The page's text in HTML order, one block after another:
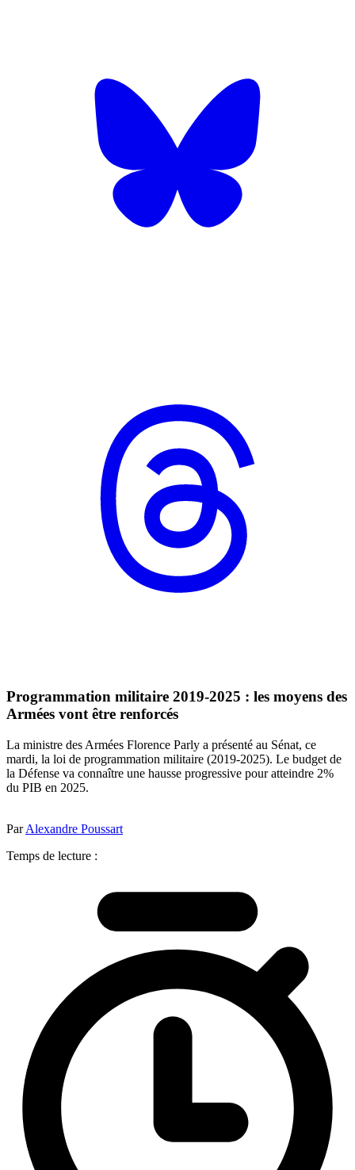
Programmation militaire 2019-2025 : les moyens des
Armées vont être renforcés
La ministre des Armées Florence Parly a présenté au Sénat, ce
mardi, la loi de programmation militaire (2019-2025). Le budget de
la Défense va connaître une hausse progressive pour atteindre 2%
du PIB en 2025.
ParAlexandre Poussart
Temps de lecture :